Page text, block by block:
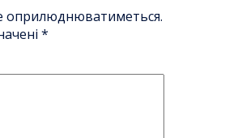
оприлюднюватиметься.
*